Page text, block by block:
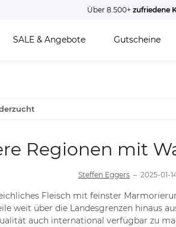
Über 8.500+ zufriedene
SALE & Angebote Gutscheine
Regionen mit
Steffen Eggers – 2025-01-
Fleisch mit feinster
weit über die Landesgrenzen hinaus
auch international verfügbar zu